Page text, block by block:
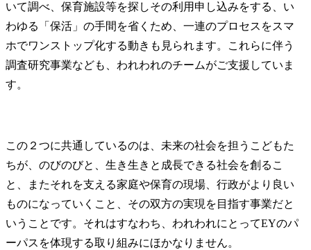
いて調べ、保育施設等を探しその利用申し込みをする、い
わゆる「保活」の手間を省くため、一連のプロセスをスマ
ホでワンストップ化する動きも見られます。これらに伴う
調査研究事業なども、われわれのチームがご支援していま
す。
この２つに共通しているのは、未来の社会を担うこどもた
ちが、のびのびと、生き生きと成長できる社会を創るこ
と、またそれを支える家庭や保育の現場、行政がより良い
ものになっていくこと、その双方の実現を目指す事業だと
いうことです。それはすなわち、われわれにとってEYのパ
ーパスを体現する取り組みにほかなりません。